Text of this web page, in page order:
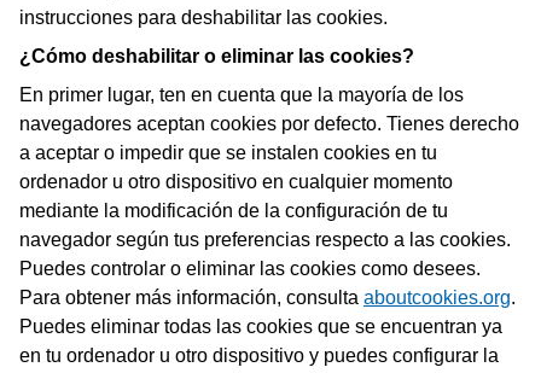
instrucciones para deshabilitar las cookies.
¿Cómo deshabilitar o eliminar las cookies?
En primer lugar, ten en cuenta que la mayoría de los
navegadores aceptan cookies por defecto. Tienes derecho
a aceptar o impedir que se instalen cookies en tu
ordenador u otro dispositivo en cualquier momento
mediante la modificación de la configuración de tu
navegador según tus preferencias respecto a las cookies.
Puedes controlar o eliminar las cookies como desees.
Para obtener más información, consulta aboutcookies.org.
Puedes eliminar todas las cookies que se encuentran ya
en tu ordenador u otro dispositivo y puedes configurar la